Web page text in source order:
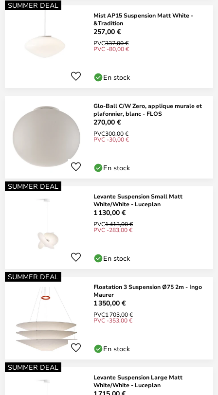
SUMMER DEAL
Mist AP15 Suspension Matt White -
&Tradition
257,00 €
PVC337,00 €
PVC -80,00 €
En stock
Glo-Ball C/W Zero, applique murale et
plafonnier, blanc - FLOS
270,00 €
PVC300,00 €
PVC -30,00 €
En stock
SUMMER DEAL
Levante Suspension Small Matt
White/White - Luceplan
1 130,00 €
PVC1 413,00 €
PVC -283,00 €
En stock
SUMMER DEAL
Floatation 3 Suspension Ø75 2m - Ingo
Maurer
1 350,00 €
PVC1 703,00 €
PVC -353,00 €
En stock
SUMMER DEAL
Levante Suspension Large Matt
White/White - Luceplan